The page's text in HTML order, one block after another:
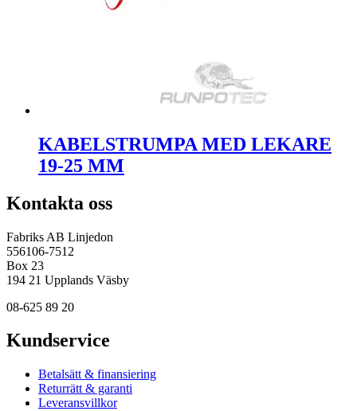
KABELSTRUMPA MED LEKARE
19-25 MM
Kontakta oss
Fabriks AB Linjedon
556106-7512
Box 23
194 21 Upplands Väsby
08-625 89 20
Kundservice
Betalsätt & finansiering
Returrätt & garanti
Leveransvillkor